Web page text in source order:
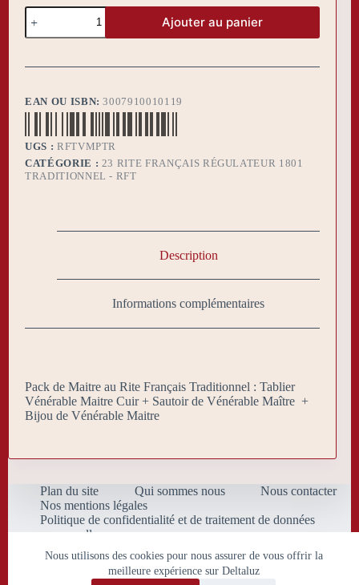
Nous utilisons des cookies pour nous assurer de vous offrir la
meilleure expérience sur Deltaluz
quantité
de
Pack
Vénérable
Ajouter au panier
EAN OU ISBN:3007910010119
UGS : RFTVMPTR
CATÉGORIE : 23 RITE FRANÇAIS RÉGULATEUR 1801
TRADITIONNEL - RFT
Description
Informations complémentaires
Pack de Maitre au Rite Français Traditionnel : Tablier
Vénérable Maitre Cuir + Sautoir de Vénérable Maître +
Bijou de Vénérable Maitre
Plan du site Qui sommes nous
Nous contacter
Nos mentions légales
Politique de confidentialité et de traitement de données
personnelles
Conditions Générales de Vente